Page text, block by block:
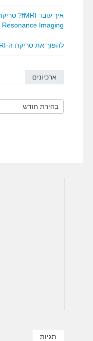
Resonance Imaging
להפוך את סריקת ה-MRI לקונצרט של מוזיקה קלאסית
ארכיונים
ארכיונים
תגיות